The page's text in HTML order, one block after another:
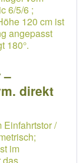
6/5/6 ;
120 cm ist
angepasst
180°.
–
direkt
/
im